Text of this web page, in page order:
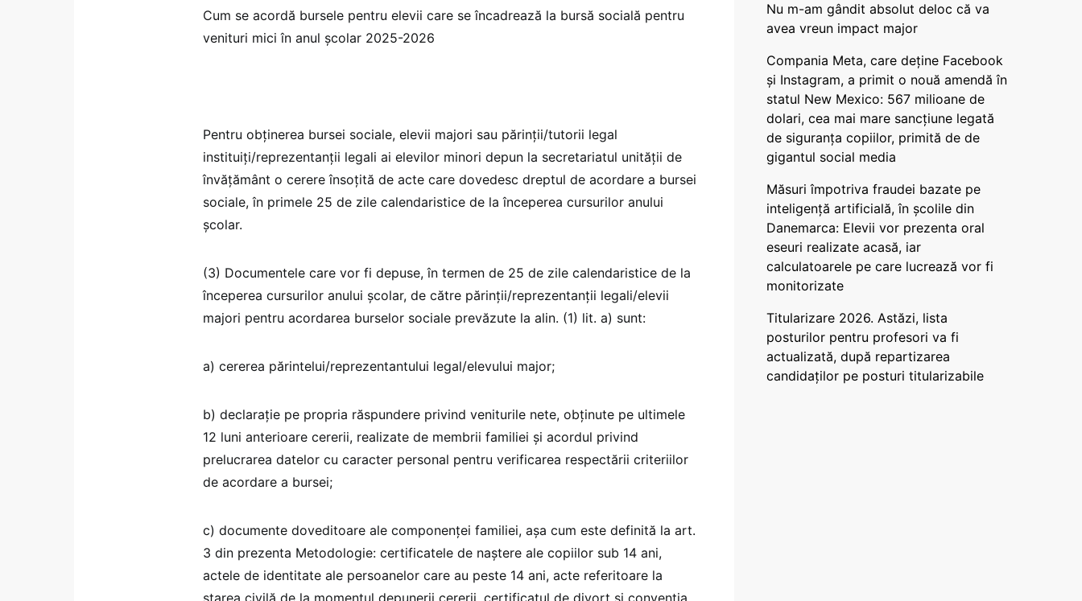
Cum se acordă bursele pentru elevii care se încadrează la bursă socială pentru
venituri mici în anul școlar 2025-2026
Pentru obţinerea bursei sociale, elevii majori sau părinţii/tutorii legal
instituiţi/reprezentanţii legali ai elevilor minori depun la secretariatul unității de
învăţământ o cerere însoţită de acte care dovedesc dreptul de acordare a bursei
sociale, în primele 25 de zile calendaristice de la începerea cursurilor anului
şcolar.
(3) Documentele care vor fi depuse, în termen de 25 de zile calendaristice de la
începerea cursurilor anului şcolar, de către părinții/reprezentanţii legali/elevii
majori pentru acordarea burselor sociale prevăzute la alin. (1) lit. a) sunt:
a) cererea părintelui/reprezentantului legal/elevului major;
b) declaraţie pe propria răspundere privind veniturile nete, obţinute pe ultimele
12 luni anterioare cererii, realizate de membrii familiei şi acordul privind
prelucrarea datelor cu caracter personal pentru verificarea respectării criteriilor
de acordare a bursei;
c) documente doveditoare ale componenţei familiei, aşa cum este definită la art.
3 din prezenta Metodologie: certificatele de naştere ale copiilor sub 14 ani,
actele de identitate ale persoanelor care au peste 14 ani, acte referitoare la
starea civilă de la momentul depunerii cererii, certificatul de divorţ şi convenţia
Nu m-am gândit absolut deloc că va
avea vreun impact major
Compania Meta, care deține Facebook
și Instagram, a primit o nouă amendă în
statul New Mexico: 567 milioane de
dolari, cea mai mare sancțiune legată
de siguranța copiilor, primită de de
gigantul social media
Măsuri împotriva fraudei bazate pe
inteligență artificială, în școlile din
Danemarca: Elevii vor prezenta oral
eseuri realizate acasă, iar
calculatoarele pe care lucrează vor fi
monitorizate
Titularizare 2026. Astăzi, lista
posturilor pentru profesori va fi
actualizată, după repartizarea
candidaților pe posturi titularizabile